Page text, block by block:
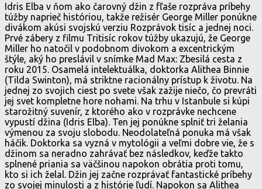
Idris Elba v ňom ako čarovný džin z fľaše rozpráva príbehy
túžby naprieč históriou, takže režisér George Miller ponúkne
divákom akúsi svojskú verziu Rozprávok tisíc a jednej noci.
Prvé zábery z filmu Tritisíc rokov túžby ukazujú, že George
Miller ho natočil v podobnom divokom a excentrickým
štýle, aký ho preslávil v snímke Mad Max: Zbesilá cesta z
roku 2015. Osamelá intelektuálka, doktorka Alithea Binnie
(Tilda Swinton), má striktne racionálny prístup k životu. Na
jednej zo svojich ciest po svete však zažije niečo, čo prevráti
jej svet kompletne hore nohami. Na trhu v Istanbule si kúpi
starožitný suvenír, z ktorého ako v rozprávke nechcene
vypustí džina (Idris Elba). Ten jej ponúkne splniť tri želania
výmenou za svoju slobodu. Neodolateľná ponuka má však
háčik. Doktorka sa vyzná v mytológii a veľmi dobre vie, že s
džinom sa neradno zahrávať bez následkov, keďže takto
splnené priania sa väčšinou napokon obrátia proti tomu,
kto si ich želal. Džin jej začne rozprávať fantastické príbehy
zo svojej minulosti a z histórie ľudí. Napokon sa Alithea